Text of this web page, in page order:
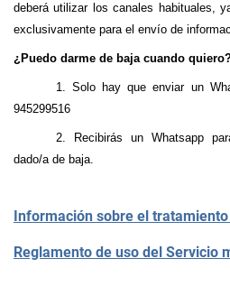
deberá utilizar los canales habituales,
exclusivamente para el envío de
¿Puedo darme de baja cuando
1. Solo hay que enviar un
945299516
2. Recibirás un Whatsapp
dado/a de baja.
Información sobre el
Reglamento de uso del Servicio